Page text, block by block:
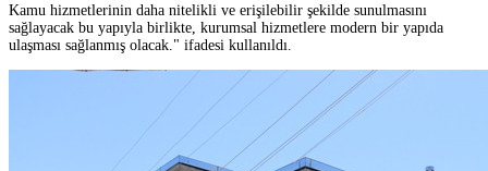
Kamu hizmetlerinin daha nitelikli ve erişilebilir şekilde sunulmasını
sağlayacak bu yapıyla birlikte, kurumsal hizmetlere modern bir yapıda
ulaşması sağlanmış olacak." ifadesi kullanıldı.